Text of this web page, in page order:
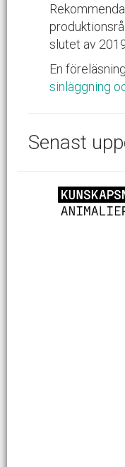
slutet av
En
sinläggning
Senast